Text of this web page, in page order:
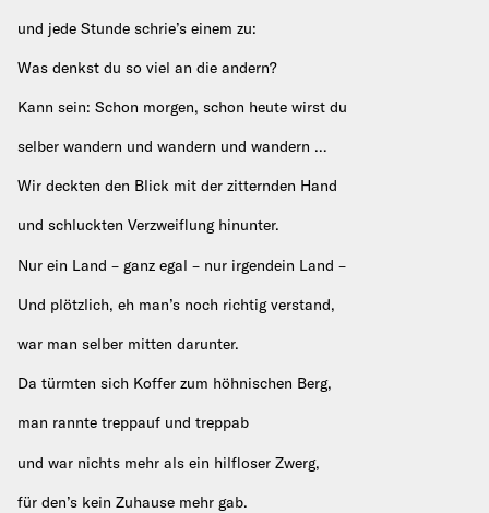
und jede Stunde schrie’s einem zu:
Was denkst du so viel an die andern?
Kann sein: Schon morgen, schon heute wirst du
selber wandern und wandern und wandern …
Wir deckten den Blick mit der zitternden Hand
und schluckten Verzweiflung hinunter.
Nur ein Land – ganz egal – nur irgendein Land –
Und plötzlich, eh man’s noch richtig verstand,
war man selber mitten darunter.
Da türmten sich Koffer zum höhnischen Berg,
man rannte treppauf und treppab
und war nichts mehr als ein hilfloser Zwerg,
für den’s kein Zuhause mehr gab.